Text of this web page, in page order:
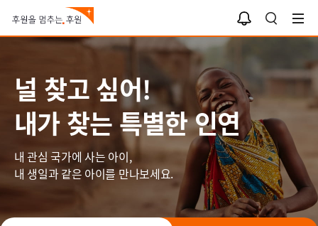
검
색
알
림
함
나와 너의 인연
널 찾고 싶어!
내가 찾는 특별한 인연
내 관심 국가에 사는 아이,
내 생일과 같은 아이를 만나보세요.